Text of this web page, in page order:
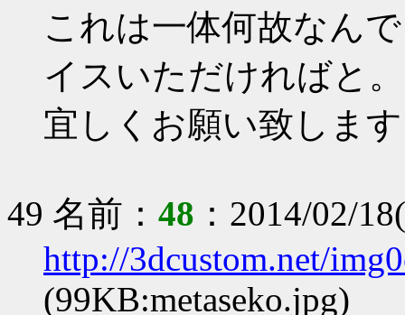
これは一体何故なん
イスいただければと。
宜しくお願い致しま
49 名前： 48 ：2014/02/
http://3dcustom.net/
(99KB:metaseko.jpg)